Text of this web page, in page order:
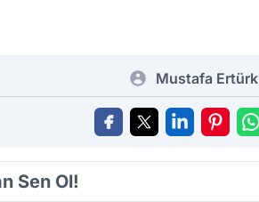
Mustafa Ertürk
Sen Ol!